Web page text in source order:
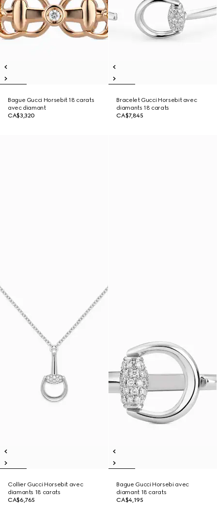
Bague Gucci Horsebit 18 carats
avec diamant
CA$3,320
Bracelet Gucci Horsebit avec
diamants 18 carats
CA$7,845
Collier Gucci Horsebit avec
diamants 18 carats
CA$6,765
Bague Gucci Horsebi avec
diamant 18 carats
CA$4,195